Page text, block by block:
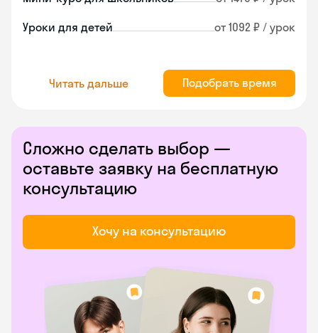
Уроки для детей от 1092 ₽ / урок
Читать дальше Подобрать время
Сложно сделать выбор —
оставьте заявку на бесплатную
консультацию
Хочу на консультацию